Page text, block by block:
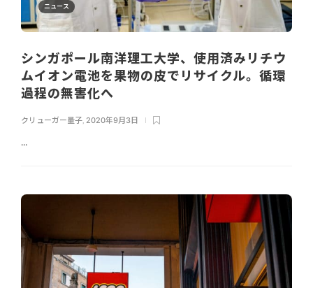
ニュース
シンガポール南洋理工大学、使用済みリチウ
ムイオン電池を果物の皮でリサイクル。循環
過程の無害化へ
クリューガー量子 2020年9月3日
...